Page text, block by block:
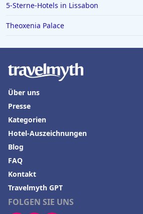
5-Sterne-Hotels in Lissabon
Theoxenia Palace
FOLGEN SIE UNS
Über uns
Presse
Kategorien
Hotel-Auszeichnungen
Blog
FAQ
Kontakt
Travelmyth GPT